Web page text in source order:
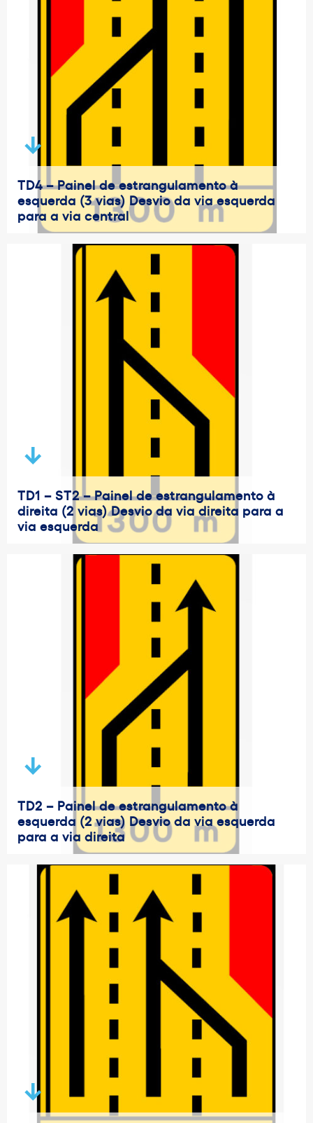
TD4 – Painel de estrangulamento à
esquerda (3 vias) Desvio da via esquerda
para a via central
TD1 – ST2 – Painel de estrangulamento à
direita (2 vias) Desvio da via direita para a
via esquerda
TD2 – Painel de estrangulamento à
esquerda (2 vias) Desvio da via esquerda
para a via direita